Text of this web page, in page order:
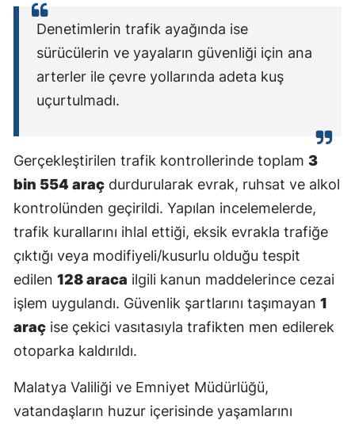
Denetimlerin trafik ayağında ise
sürücülerin ve yayaların güvenliği için ana
arterler ile çevre yollarında adeta kuş
uçurtulmadı.
Gerçekleştirilen trafik kontrollerinde toplam 3
bin 554 araç durdurularak evrak, ruhsat ve alkol
kontrolünden geçirildi. Yapılan incelemelerde,
trafik kurallarını ihlal ettiği, eksik evrakla trafiğe
çıktığı veya modifiyeli/kusurlu olduğu tespit
edilen 128 araca ilgili kanun maddelerince cezai
işlem uygulandı. Güvenlik şartlarını taşımayan 1
araç ise çekici vasıtasıyla trafikten men edilerek
otoparka kaldırıldı.
Malatya Valiliği ve Emniyet Müdürlüğü,
vatandaşların huzur içerisinde yaşamlarını